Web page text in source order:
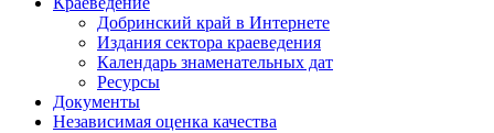
Добринский край в Интернете
Издания сектора краеведения
Календарь знаменательных дат
Ресурсы
Документы
Независимая оценка качества